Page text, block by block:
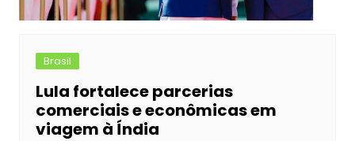
Brasil
Lula fortalece parcerias
comerciais e econômicas em
viagem à Índia